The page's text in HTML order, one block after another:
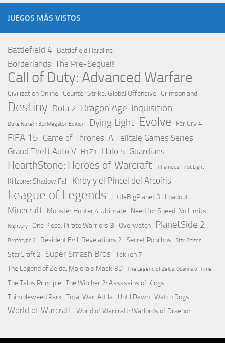
JUEGOS MÁS VISTOS
Battlefield 4 Battlefield Hardline
Borderlands: The Pre-Sequel!
Call of Duty: Advanced Warfare
Civilization Online Counter Strike: Global Offensive Crimsonland
Destiny Dota 2 Dragon Age: Inquisition
Duke Nukem 3D: Megaton Edition Dying Light Evolve Far Cry 4
FIFA 15 Game of Thrones: A Telltale Games Series
Grand Theft Auto V H1Z1 Halo 5: Guardians
HearthStone: Heroes of Warcraft InFamous: First Light
Killzone: Shadow Fall Kirby y el Pincel del Arcoíris
League of Legends LittleBigPlanet 3 Loadout
Minecraft Monster Hunter 4 Ultimate Need for Speed: No Limits
NightCry One Piece: Pirate Warriors 3 Overwatch PlanetSide 2
Prototype 2 Resident Evil: Revelations 2 Secret Ponchos Star Citizen
StarCraft 2 Super Smash Bros Tekken 7
The Legend of Zelda: Majora's Mask 3D
The Legend of Zelda: Ocarina of Time
The Talos Principle The Witcher 2: Assassins of Kings
Thimbleweed Park Total War: Attila Until Dawn Watch Dogs
World of Warcraft World of Warcraft: Warlords of Draenor